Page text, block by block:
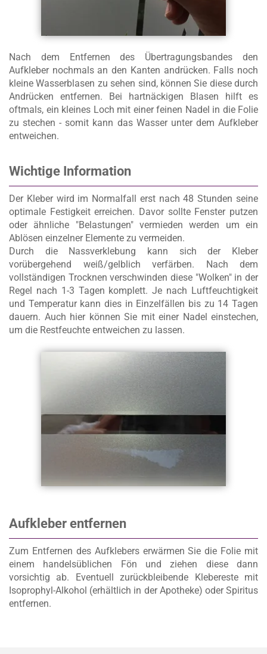
Nach dem Entfernen des Übertragungsbandes den
Aufkleber nochmals an den Kanten andrücken. Falls noch
kleine Wasserblasen zu sehen sind, können Sie diese durch
Andrücken entfernen. Bei hartnäckigen Blasen hilft es
oftmals, ein kleines Loch mit einer feinen Nadel in die Folie
zu stechen - somit kann das Wasser unter dem Aufkleber
entweichen.
Wichtige Information
Der Kleber wird im Normalfall erst nach 48 Stunden seine
optimale Festigkeit erreichen. Davor sollte Fenster putzen
oder ähnliche "Belastungen" vermieden werden um ein
Ablösen einzelner Elemente zu vermeiden.
Durch die Nassverklebung kann sich der Kleber
vorübergehend weiß/gelblich verfärben. Nach dem
vollständigen Trocknen verschwinden diese "Wolken" in der
Regel nach 1-3 Tagen komplett. Je nach Luftfeuchtigkeit
und Temperatur kann dies in Einzelfällen bis zu 14 Tagen
dauern. Auch hier können Sie mit einer Nadel einstechen,
um die Restfeuchte entweichen zu lassen.
Aufkleber entfernen
Zum Entfernen des Aufklebers erwärmen Sie die Folie mit
einem handelsüblichen Fön und ziehen diese dann
vorsichtig ab.
Eventuell zurückbleibende Klebereste mit
Isoprophyl-Alkohol (erhältlich in der Apotheke) oder Spiritus
entfernen.